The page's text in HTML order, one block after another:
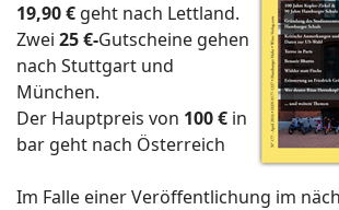
19,90 € geht nach Lettland.
Zwei 25 €-Gutscheine gehen
nach Stuttgart und
München.
Der Hauptpreis von 100 € in
bar geht nach Österreich
Im Falle einer Veröffentlichung im